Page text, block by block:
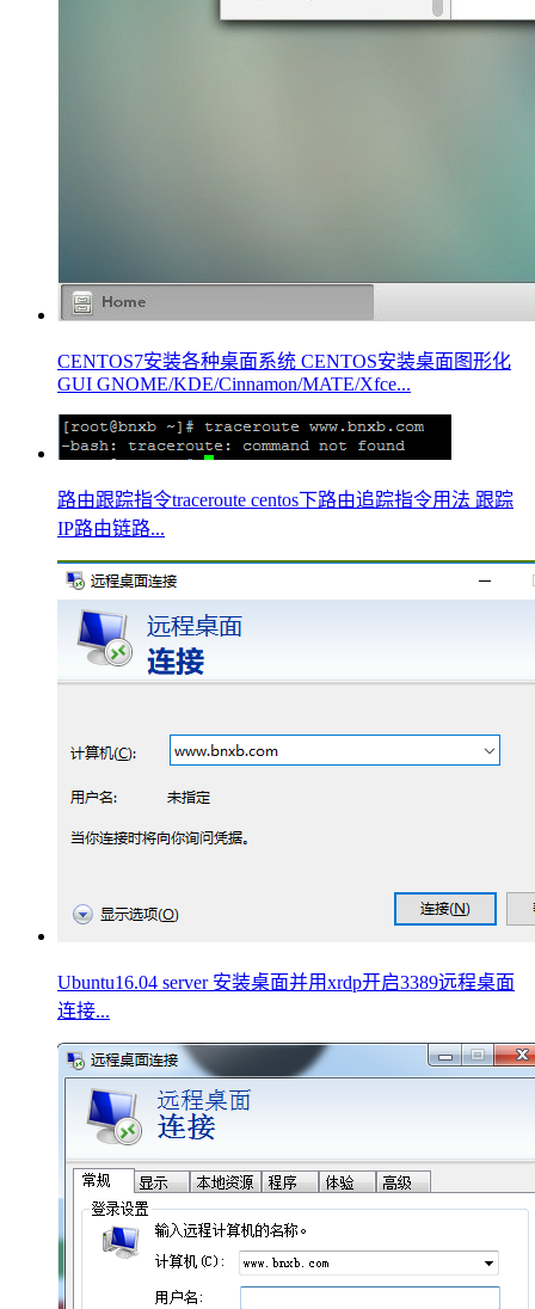
CENTOS7安装各种桌面系统 CENTOS安装桌面图形化
GUI GNOME/KDE/Cinnamon/MATE/Xfce...
路由跟踪指令traceroute centos下路由追踪指令用法 跟踪
IP路由链路...
Ubuntu16.04 server 安装桌面并用xrdp开启3389远程桌面
连接...